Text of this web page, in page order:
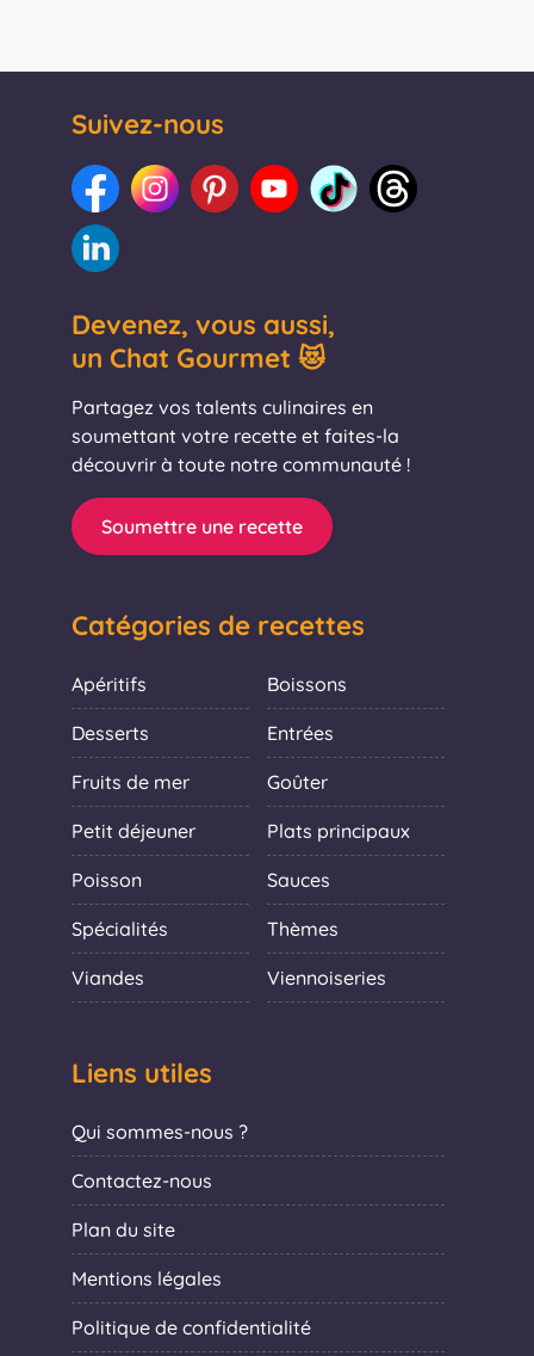
Suivez-nous
Devenez, vous aussi,
un Chat Gourmet 😻
Partagez vos talents culinaires en
soumettant votre recette et faites-la
découvrir à toute notre communauté !
Soumettre une recette
Catégories de recettes
Apéritifs Boissons
Desserts Entrées
Fruits de mer Goûter
Petit déjeuner Plats principaux
Poisson Sauces
Spécialités Thèmes
Viandes Viennoiseries
Liens utiles
Qui sommes-nous ?
Contactez-nous
Plan du site
Mentions légales
Politique de confidentialité